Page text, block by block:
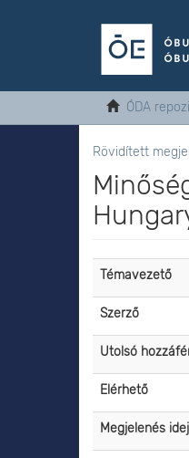
ÓDA
Rövidített
Témavezető
Szerző
Utolsó
Elérhető
Megjelenés